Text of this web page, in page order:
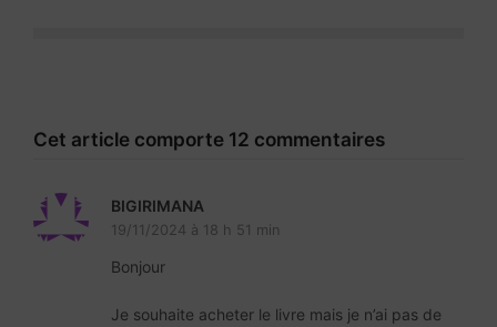
Cet article comporte 12 commentaires
BIGIRIMANA
19/11/2024 à 18 h 51 min
Bonjour
Je souhaite acheter le livre mais je n’ai pas de